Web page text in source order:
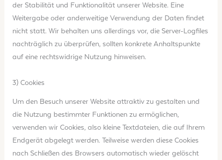
der Stabilität und Funktionalität unserer Website. Eine
Weitergabe oder anderweitige Verwendung der Daten findet
nicht statt. Wir behalten uns allerdings vor, die Server-Logfiles
nachträglich zu überprüfen, sollten konkrete Anhaltspunkte
auf eine rechtswidrige Nutzung hinweisen.
3) Cookies
Um den Besuch unserer Website attraktiv zu gestalten und
die Nutzung bestimmter Funktionen zu ermöglichen,
verwenden wir Cookies, also kleine Textdateien, die auf Ihrem
Endgerät abgelegt werden. Teilweise werden diese Cookies
nach Schließen des Browsers automatisch wieder gelöscht